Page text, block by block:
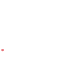
*